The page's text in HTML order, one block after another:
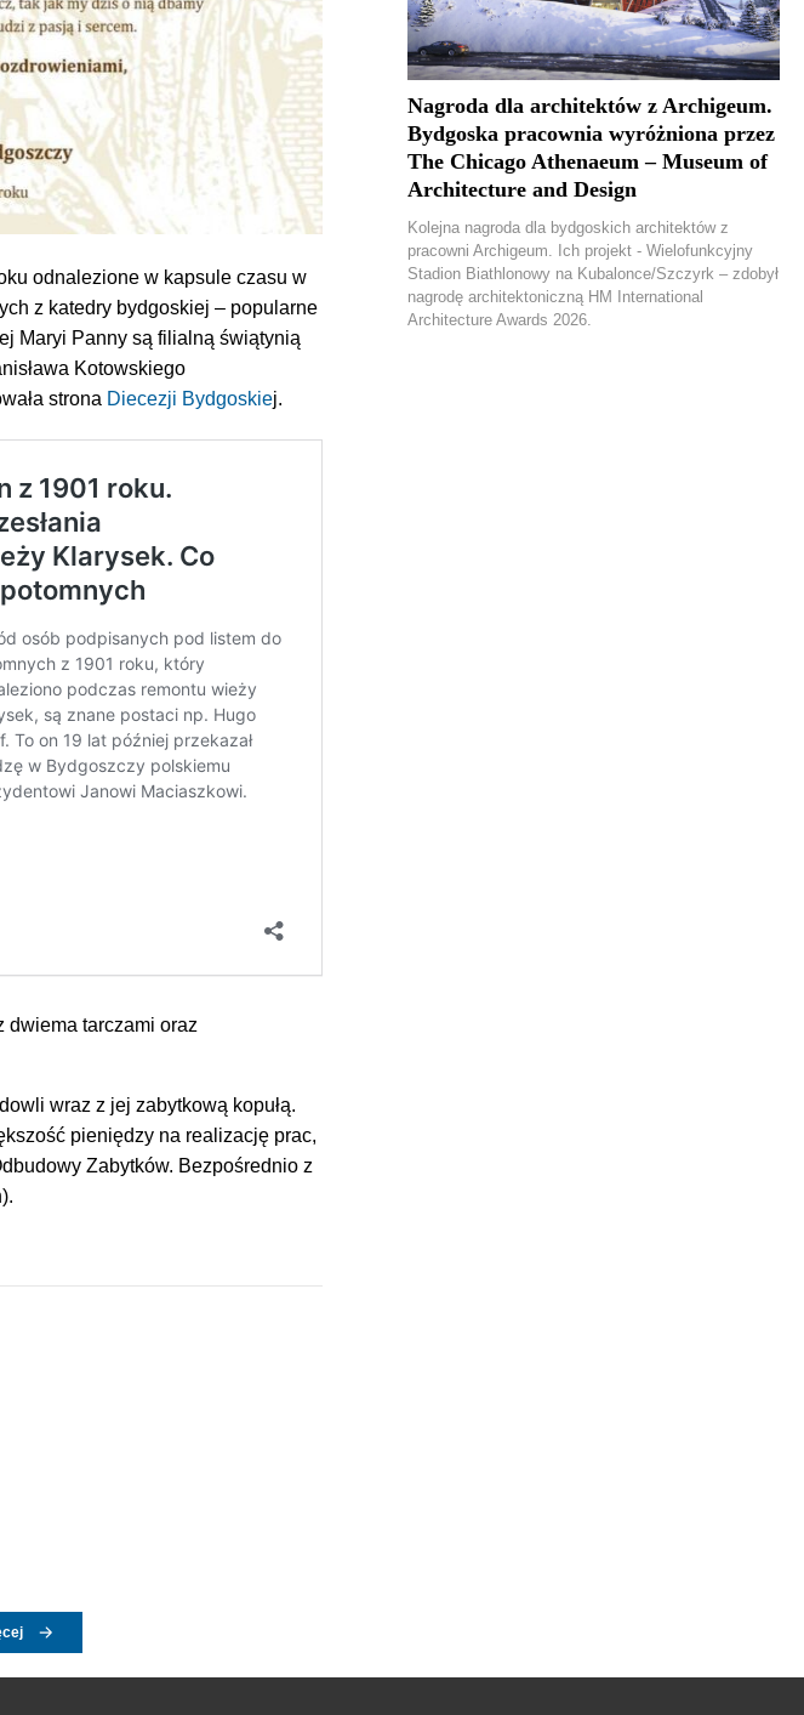
odnalezione w kapsule czasu w
z katedry bydgoskiej – popularne
Maryi Panny są filialną świątynią
Kotowskiego
strona Diecezji Bydgoskiej.
dwiema tarczami oraz
wraz z jej zabytkową kopułą.
pieniędzy na realizację prac,
Zabytków. Bezpośrednio z
Nagroda dla architektów z Archigeum.
Bydgoska pracownia wyróżniona przez
The Chicago Athenaeum – Museum of
Architecture and Design
Kolejna nagroda dla bydgoskich architektów z
pracowni Archigeum. Ich projekt - Wielofunkcyjny
Stadion Biathlonowy na Kubalonce/Szczyrk – zdobył
nagrodę architektoniczną HM International
Architecture Awards 2026.